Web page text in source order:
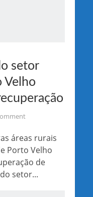
setor
Velho
áreas rurais
Porto Velho
de
setor...